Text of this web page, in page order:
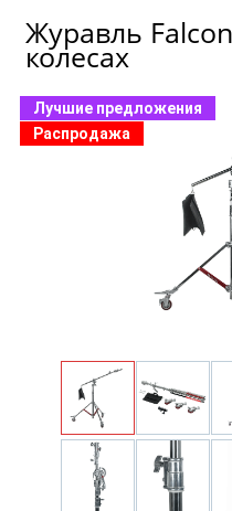
Журавль
колесах
Лучшие предложения
Распродажа